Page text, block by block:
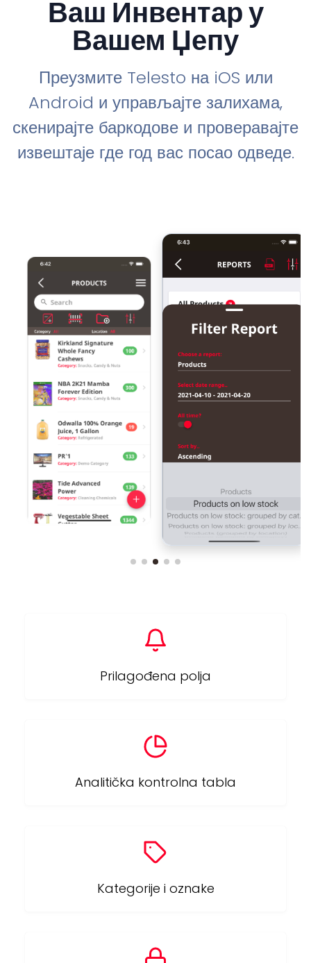
Ваш Инвентар у
Вашем Џепу
Преузмите Telesto на iOS или
Android и управљајте залихама,
скенирајте баркодове и проверавајте
извештаје где год вас посао одведе.
Prilagođena polja
Analitička kontrolna tabla
Kategorije i oznake